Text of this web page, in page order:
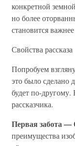
конкретной
но более
становится
Свойства рассказа
Попробуем
это было сделано
будет по-
рассказчика.
Первая
преимущества